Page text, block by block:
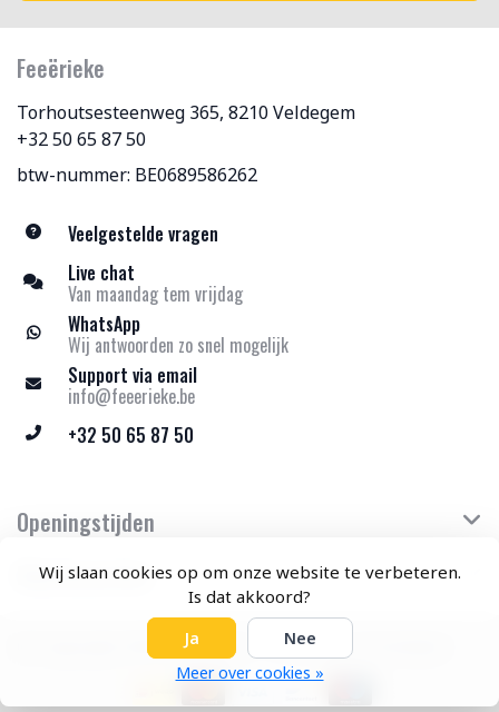
Wij slaan cookies op om onze website te verbeteren.
Is dat akkoord?
Ja
Nee
Meer over cookies »
Feeërieke
Torhoutsesteenweg 365, 8210 Veldegem
+32 50 65 87 50
btw-nummer: BE0689586262
Veelgestelde vragen
Live chat
Van maandag tem vrijdag
WhatsApp
Wij antwoorden zo snel mogelijk
Support via email
info@feeerieke.be
+32 50 65 87 50
Openingstijden
Klantenservice
© Copyright 2026 Feeërieke - Theme by